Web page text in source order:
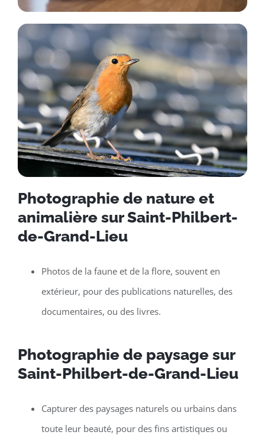
Photographie de nature et
animalière sur Saint-Philbert-
de-Grand-Lieu
Photos de la faune et de la flore, souvent en
extérieur, pour des publications naturelles, des
documentaires, ou des livres.
Photographie de paysage sur
Saint-Philbert-de-Grand-Lieu
Capturer des paysages naturels ou urbains dans
toute leur beauté, pour des fins artistiques ou